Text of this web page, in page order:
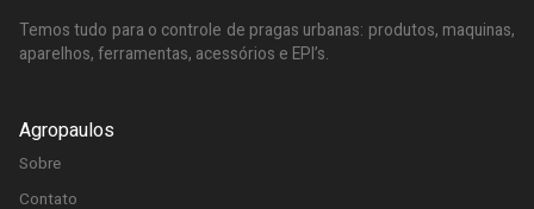
Temos tudo para o controle de pragas urbanas: produtos, maquinas,
aparelhos, ferramentas, acessórios e EPI’s.
Agropaulos
Sobre
Contato